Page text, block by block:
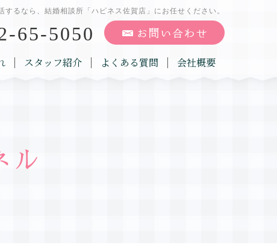
するなら、結婚相談所「ハピネス佐賀店」にお任せください。
65-5050
スタッフ紹介 よくある質問 会社概要
ル